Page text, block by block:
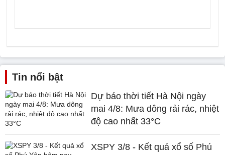
Tin nổi bật
Dự báo thời tiết Hà Nội ngày
mai 4/8: Mưa dông rải rác, nhiệt
độ cao nhất 33°C
XSPY 3/8 - Kết quả xổ số Phú